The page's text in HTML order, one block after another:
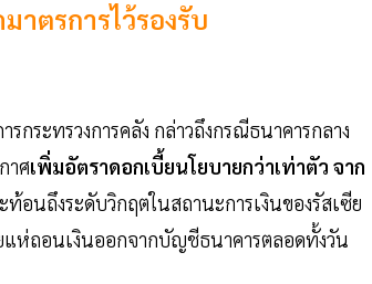
าตรการไว้รองรับ
กระทรวงการคลัง กล่าวถึงกรณีธนาคารกลาง
าศเพิ่มอัตราดอกเบี้ยนโยบายกว่าเท่าตัว จาก
นถึงระดับวิกฤตในสถานะการเงินของรัสเซีย
แห่ถอนเงินออกจากบัญชีธนาคารตลอดทั้งวัน